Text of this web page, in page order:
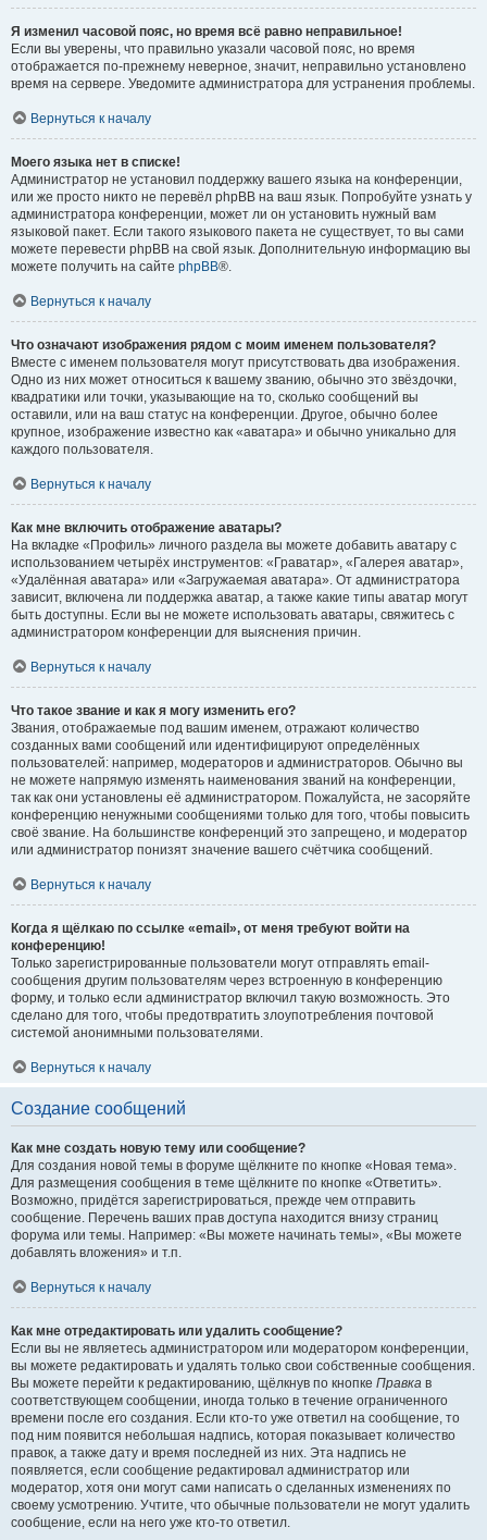
Я изменил часовой пояс, но время всё равно неправильное!
Если вы уверены, что правильно указали часовой пояс, но время
отображается по-прежнему неверное, значит, неправильно установлено
время на сервере. Уведомите администратора для устранения проблемы.
Вернуться к началу
Моего языка нет в списке!
Администратор не установил поддержку вашего языка на конференции,
или же просто никто не перевёл phpBB на ваш язык. Попробуйте узнать у
администратора конференции, может ли он установить нужный вам
языковой пакет. Если такого языкового пакета не существует, то вы сами
можете перевести phpBB на свой язык. Дополнительную информацию вы
можете получить на сайте phpBB®.
Вернуться к началу
Что означают изображения рядом с моим именем пользователя?
Вместе с именем пользователя могут присутствовать два изображения.
Одно из них может относиться к вашему званию, обычно это звёздочки,
квадратики или точки, указывающие на то, сколько сообщений вы
оставили, или на ваш статус на конференции. Другое, обычно более
крупное, изображение известно как «аватара» и обычно уникально для
каждого пользователя.
Вернуться к началу
Как мне включить отображение аватары?
На вкладке «Профиль» личного раздела вы можете добавить аватару с
использованием четырёх инструментов: «Граватар», «Галерея аватар»,
«Удалённая аватара» или «Загружаемая аватара». От администратора
зависит, включена ли поддержка аватар, а также какие типы аватар могут
быть доступны. Если вы не можете использовать аватары, свяжитесь с
администратором конференции для выяснения причин.
Вернуться к началу
Что такое звание и как я могу изменить его?
Звания, отображаемые под вашим именем, отражают количество
созданных вами сообщений или идентифицируют определённых
пользователей: например, модераторов и администраторов. Обычно вы
не можете напрямую изменять наименования званий на конференции,
так как они установлены её администратором. Пожалуйста, не засоряйте
конференцию ненужными сообщениями только для того, чтобы повысить
своё звание. На большинстве конференций это запрещено, и модератор
или администратор понизят значение вашего счётчика сообщений.
Вернуться к началу
Когда я щёлкаю по ссылке «email», от меня требуют войти на
конференцию!
Только зарегистрированные пользователи могут отправлять email-
сообщения другим пользователям через встроенную в конференцию
форму, и только если администратор включил такую возможность. Это
сделано для того, чтобы предотвратить злоупотребления почтовой
системой анонимными пользователями.
Вернуться к началу
Создание сообщений
Как мне создать новую тему или сообщение?
Для создания новой темы в форуме щёлкните по кнопке «Новая тема».
Для размещения сообщения в теме щёлкните по кнопке «Ответить».
Возможно, придётся зарегистрироваться, прежде чем отправить
сообщение. Перечень ваших прав доступа находится внизу страниц
форума или темы. Например: «Вы можете начинать темы», «Вы можете
добавлять вложения» и т.п.
Вернуться к началу
Как мне отредактировать или удалить сообщение?
Если вы не являетесь администратором или модератором конференции,
вы можете редактировать и удалять только свои собственные сообщения.
Вы можете перейти к редактированию, щёлкнув по кнопке Правка в
соответствующем сообщении, иногда только в течение ограниченного
времени после его создания. Если кто-то уже ответил на сообщение, то
под ним появится небольшая надпись, которая показывает количество
правок, а также дату и время последней из них. Эта надпись не
появляется, если сообщение редактировал администратор или
модератор, хотя они могут сами написать о сделанных изменениях по
своему усмотрению. Учтите, что обычные пользователи не могут удалить
сообщение, если на него уже кто-то ответил.